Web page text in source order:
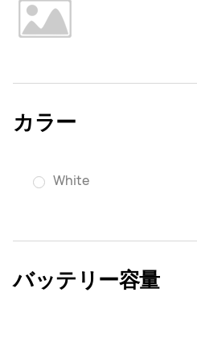
カラー
White
バッテリー容量